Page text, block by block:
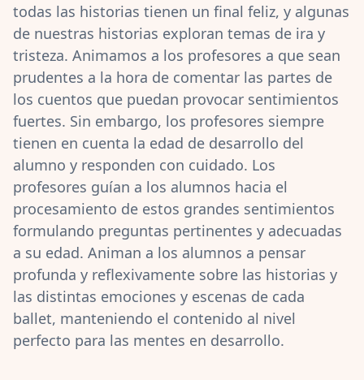
todas las historias tienen un final feliz, y algunas
de nuestras historias exploran temas de ira y
tristeza. Animamos a los profesores a que sean
prudentes a la hora de comentar las partes de
los cuentos que puedan provocar sentimientos
fuertes. Sin embargo, los profesores siempre
tienen en cuenta la edad de desarrollo del
alumno y responden con cuidado. Los
profesores guían a los alumnos hacia el
procesamiento de estos grandes sentimientos
formulando preguntas pertinentes y adecuadas
a su edad. Animan a los alumnos a pensar
profunda y reflexivamente sobre las historias y
las distintas emociones y escenas de cada
ballet, manteniendo el contenido al nivel
perfecto para las mentes en desarrollo.